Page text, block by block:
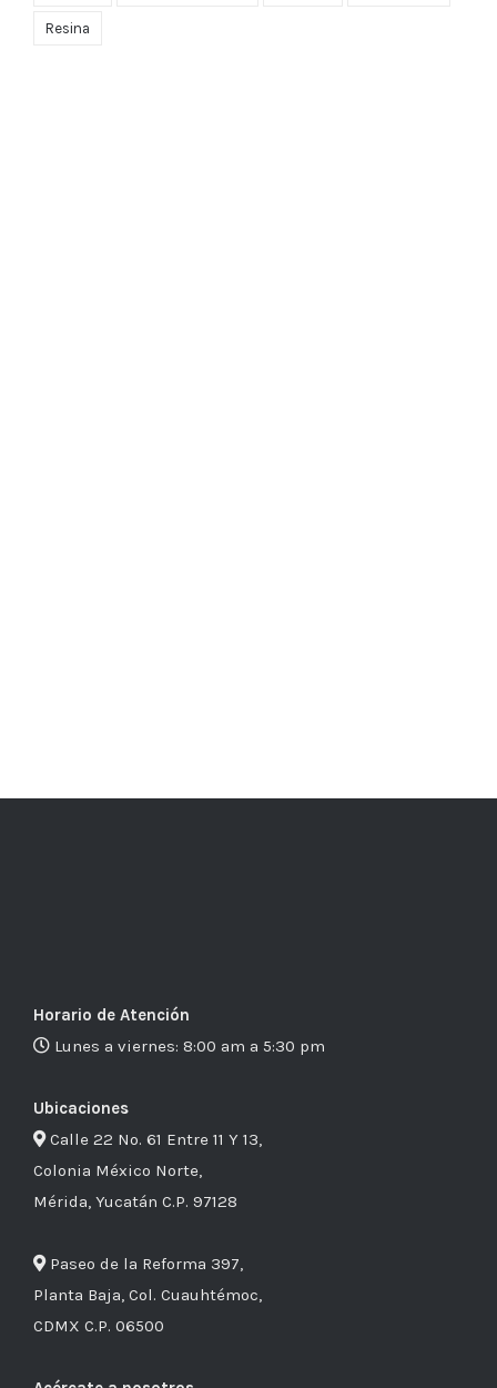
Resina
Horario de Atención
Lunes a viernes: 8:00 am a 5:30 pm
Ubicaciones
Calle 22 No. 61 Entre 11 Y 13,
Colonia México Norte,
Mérida, Yucatán C.P. 97128
Paseo de la Reforma 397,
Planta Baja, Col. Cuauhtémoc,
CDMX C.P. 06500